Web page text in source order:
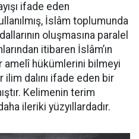
ifade eden
İslâm toplumunda
oluşmasına paralel
itibaren İslâm’ın
hükümlerini bilmeyi
dalını ifade eden bir
Kelimenin terim
ileriki yüzyıllardadır.